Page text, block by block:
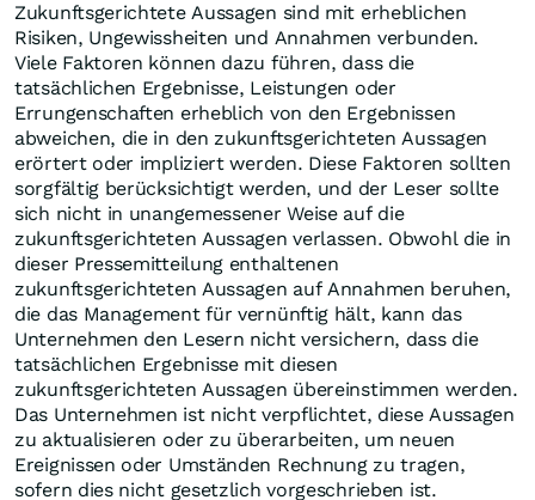
Zukunftsgerichtete Aussagen sind mit erheblichen
Risiken, Ungewissheiten und Annahmen verbunden.
Viele Faktoren können dazu führen, dass die
tatsächlichen Ergebnisse, Leistungen oder
Errungenschaften erheblich von den Ergebnissen
abweichen, die in den zukunftsgerichteten Aussagen
erörtert oder impliziert werden. Diese Faktoren sollten
sorgfältig berücksichtigt werden, und der Leser sollte
sich nicht in unangemessener Weise auf die
zukunftsgerichteten Aussagen verlassen. Obwohl die in
dieser Pressemitteilung enthaltenen
zukunftsgerichteten Aussagen auf Annahmen beruhen,
die das Management für vernünftig hält, kann das
Unternehmen den Lesern nicht versichern, dass die
tatsächlichen Ergebnisse mit diesen
zukunftsgerichteten Aussagen übereinstimmen werden.
Das Unternehmen ist nicht verpflichtet, diese Aussagen
zu aktualisieren oder zu überarbeiten, um neuen
Ereignissen oder Umständen Rechnung zu tragen,
sofern dies nicht gesetzlich vorgeschrieben ist.